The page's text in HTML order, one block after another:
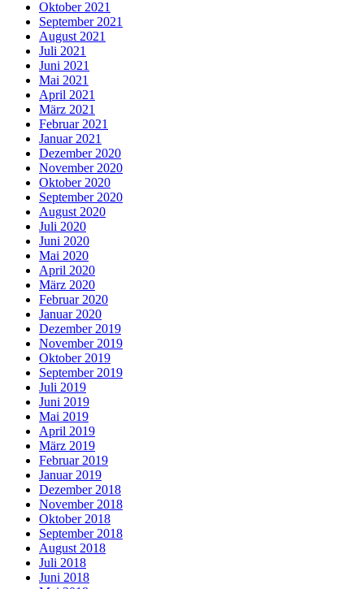
Oktober 2021
September 2021
August 2021
Juli 2021
Juni 2021
Mai 2021
April 2021
März 2021
Februar 2021
Januar 2021
Dezember 2020
November 2020
Oktober 2020
September 2020
August 2020
Juli 2020
Juni 2020
Mai 2020
April 2020
März 2020
Februar 2020
Januar 2020
Dezember 2019
November 2019
Oktober 2019
September 2019
Juli 2019
Juni 2019
Mai 2019
April 2019
März 2019
Februar 2019
Januar 2019
Dezember 2018
November 2018
Oktober 2018
September 2018
August 2018
Juli 2018
Juni 2018